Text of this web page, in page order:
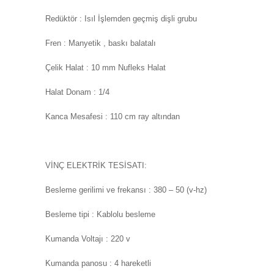
Redüktör : Isıl İşlemden geçmiş dişli grubu
Fren : Manyetik , baskı balatalı
Çelik Halat : 10 mm Nufleks Halat
Halat Donam : 1/4
Kanca Mesafesi : 110 cm ray altından
VİNÇ ELEKTRİK TESİSATI:
Besleme gerilimi ve frekansı : 380 – 50 (v-hz)
Besleme tipi : Kablolu besleme
Kumanda Voltajı : 220 v
Kumanda panosu : 4 hareketli